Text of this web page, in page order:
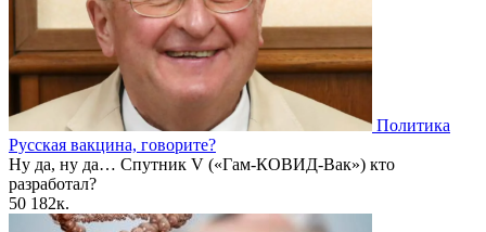
Политика
Русская вакцина, говорите?
Ну да, ну да… Спутник V («Гам-КОВИД-Вак») кто
разработал?
50 182к.